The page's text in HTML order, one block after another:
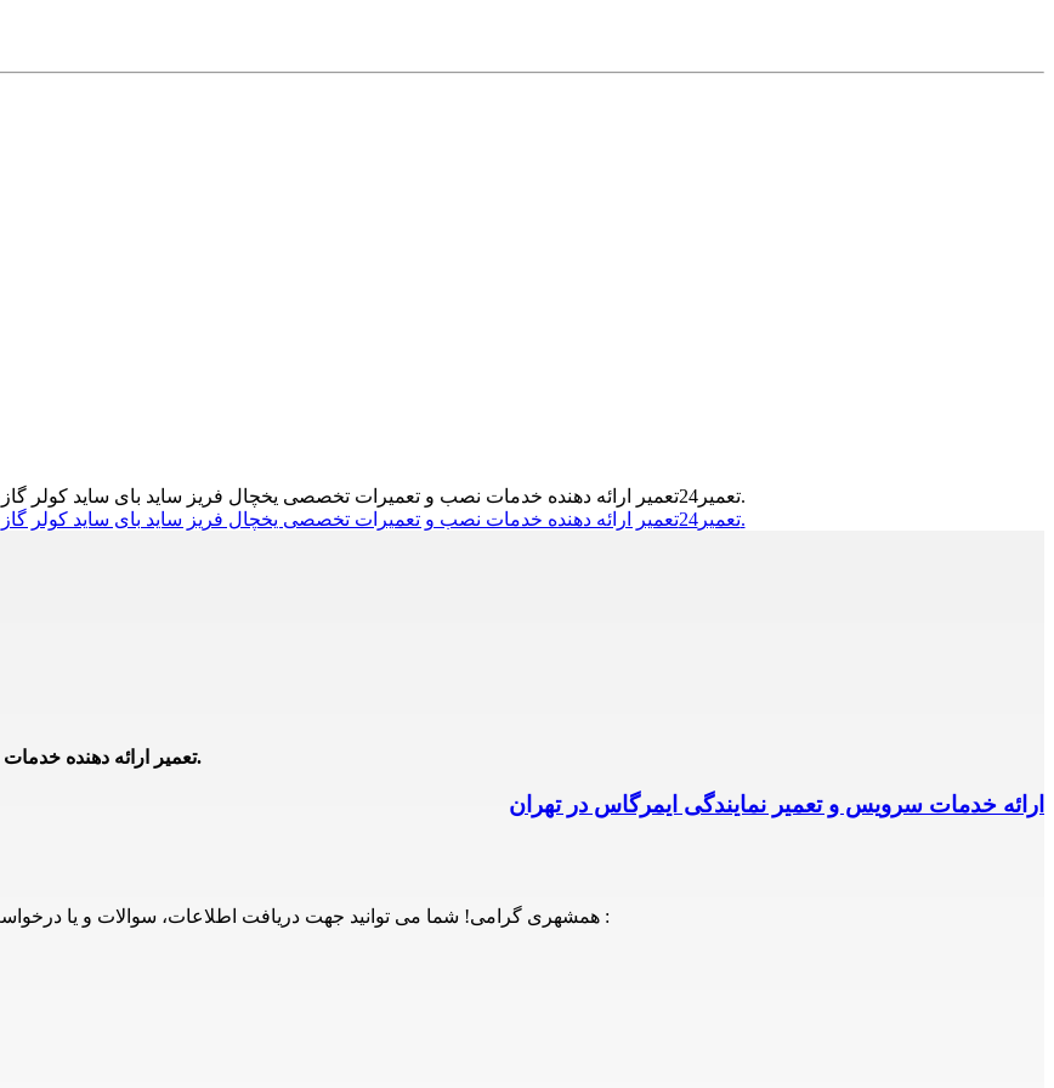
24تعمیر ارائه دهنده خدمات نصب و تعمیر محصولات ایمرگاس در تهران با تعرفه نمایندگی می باشد.
ارائه خدمات سرویس و تعمیر نمایندگی ایمرگاس در تهران
همشهری گرامی! شما می توانید جهت دریافت اطلاعات، سوالات و یا درخواست اعزام تعمیرکار/سرویسکار با شماره های ذیل نیز تماس حاصل فرمایید :